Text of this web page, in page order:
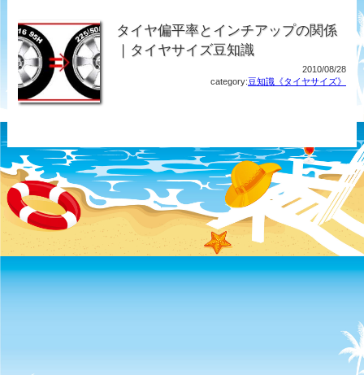
タイヤ偏平率とインチアップの関係
｜タイヤサイズ豆知識
2010/08/28
category:豆知識《タイヤサイズ》